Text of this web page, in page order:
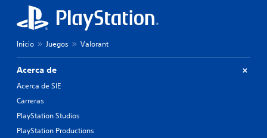
Inicio Juegos Valorant
Acerca de
Acerca de SIE
Carreras
PlayStation Studios
PlayStation Productions